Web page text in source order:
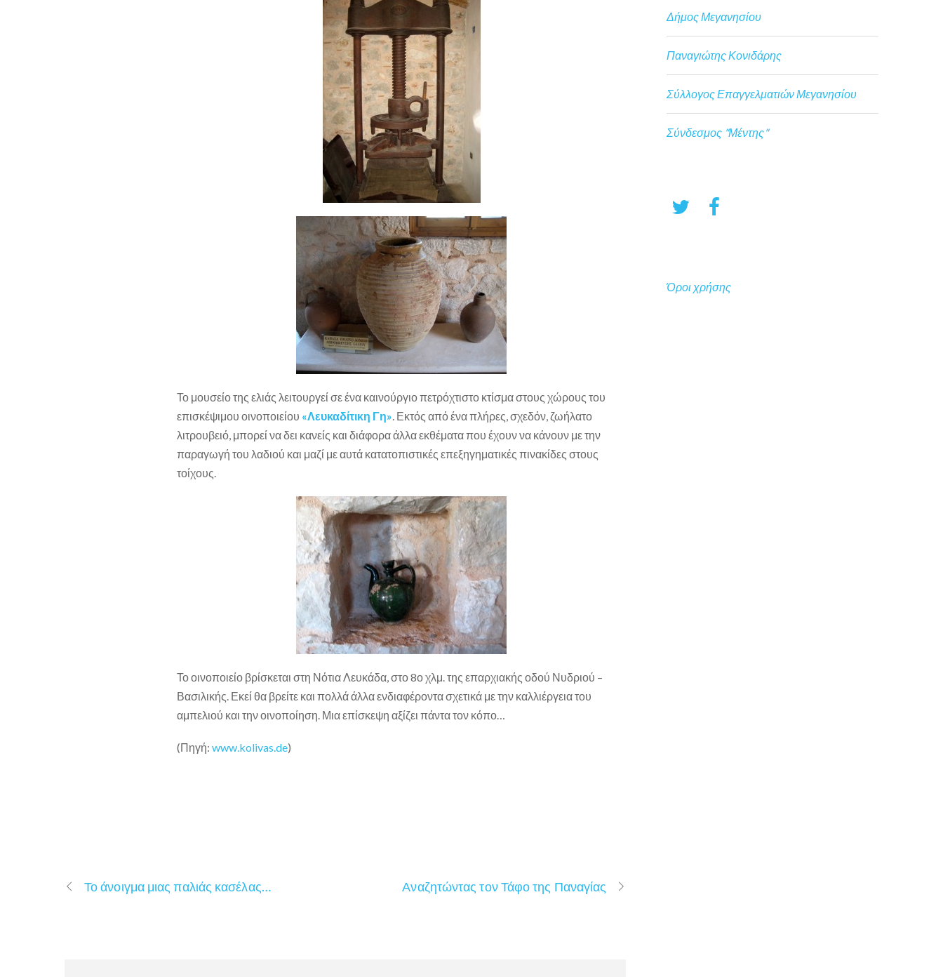
Το μουσείο της ελιάς λειτουργεί σε ένα καινούργιο πετρόχτιστο κτίσμα στους χώρους του
επισκέψιμου οινοποιείου «Λευκαδίτικη Γη». Εκτός από ένα πλήρες, σχεδόν, ζωήλατο
λιτρουβειό, μπορεί να δει κανείς και διάφορα άλλα εκθέματα που έχουν να κάνουν με την
παραγωγή του λαδιού και μαζί με αυτά κατατοπιστικές επεξηγηματικές πινακίδες στους
τοίχους.
Το οινοποιείο βρίσκεται στη Νότια Λευκάδα, στο 8ο χλμ. της επαρχιακής οδού Νυδριού –
Βασιλικής. Εκεί θα βρείτε και πολλά άλλα ενδιαφέροντα σχετικά με την καλλιέργεια του
αμπελιού και την οινοποίηση. Μια επίσκεψη αξίζει πάντα τον κόπο…
(Πηγή: www.kolivas.de)
Το άνοιγμα μιας παλιάς κασέλας… Αναζητώντας τον Τάφο της Παναγίας
Δήμος Μεγανησίου
Παναγιώτης Κονιδάρης
Σύλλογος Επαγγελματιών Μεγανησίου
Σύνδεσμος "Μέντης"
Όροι χρήσης